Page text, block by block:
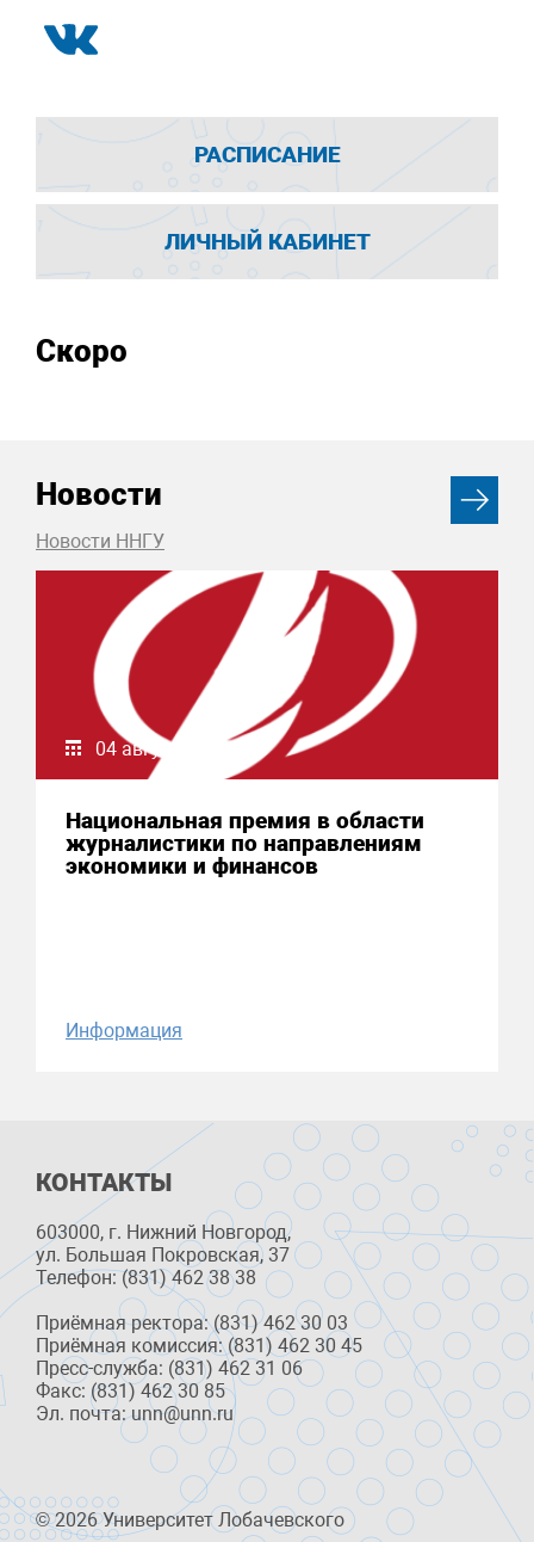
РАСПИСАНИЕ
ЛИЧНЫЙ КАБИНЕТ
Скоро
Новости
Новости ННГУ
04 августа 2026
Национальная премия в области
журналистики по направлениям
экономики и финансов
Информация
КОНТАКТЫ
603000, г. Нижний Новгород,
ул. Большая Покровская, 37
Телефон: (831) 462 38 38
Приёмная ректора: (831) 462 30 03
Приёмная комиссия: (831) 462 30 45
Пресс-служба: (831) 462 31 06
Факс: (831) 462 30 85
Эл. почта: unn@unn.ru
© 2026 Университет Лобачевского